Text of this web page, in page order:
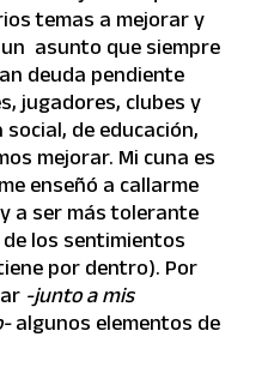
temas a mejorar y
asunto que siempre
deuda pendiente
jugadores, clubes y
social, de educación,
mejorar. Mi cuna es
enseñó a callarme
a ser más tolerante
los sentimientos
por dentro). Por
-junto a mis
algunos elementos de